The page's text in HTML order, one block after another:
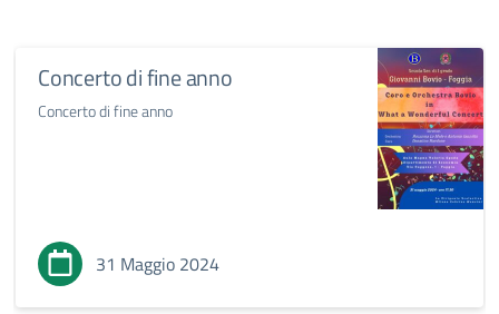
Concerto di fine anno
Concerto di fine anno
31 Maggio 2024